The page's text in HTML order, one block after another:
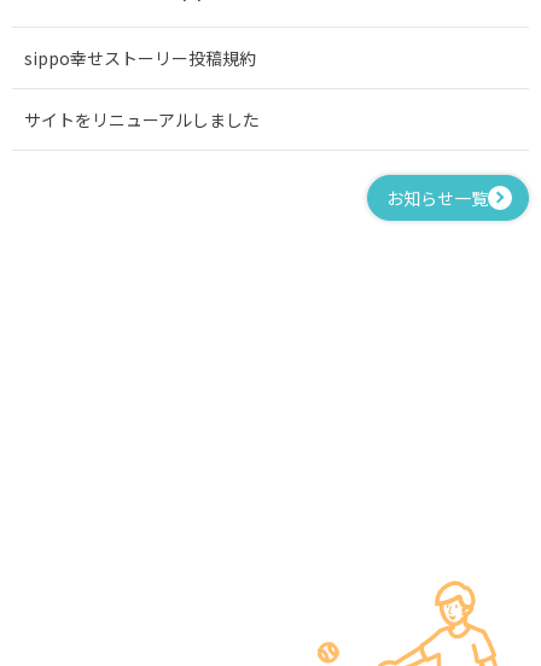
sippo幸せストーリー投稿規約
サイトをリニューアルしました
お知らせ一覧